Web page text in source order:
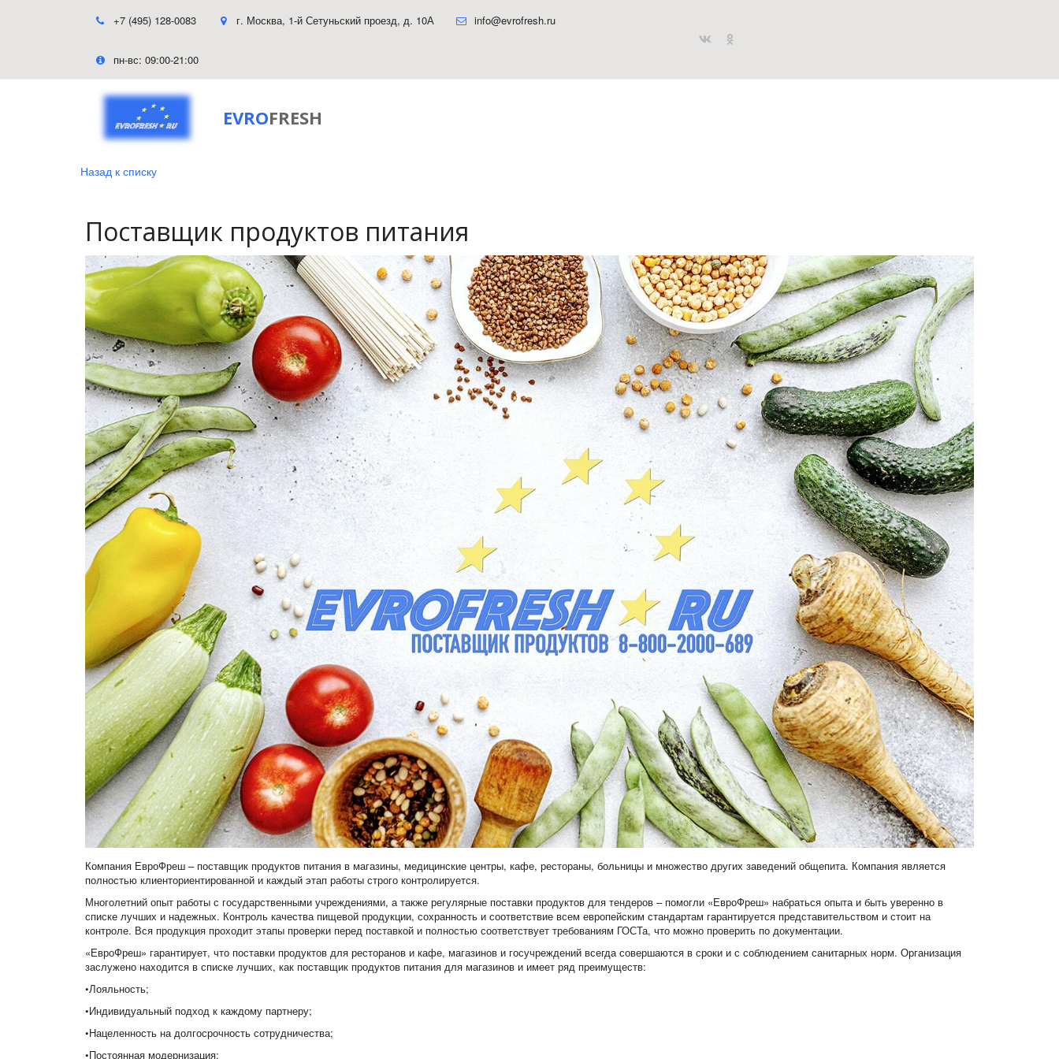
+7 (495) 128-0083 г. Москва, 1-й Сетуньский проезд, д. 10А info@evrofresh.ru
пн-вс: 09:00-21:00
EVROFRESH
Назад к списку
Поставщик продуктов питания
Компания ЕвроФреш – поставщик продуктов питания в магазины, медицинские центры, кафе, рестораны, больницы и множество других заведений общепита. Компания является
полностью клиенториентированной и каждый этап работы строго контролируется.
Многолетний опыт работы с государственными учреждениями, а также регулярные поставки продуктов для тендеров – помогли «ЕвроФреш» набраться опыта и быть уверенно в
списке лучших и надежных. Контроль качества пищевой продукции, сохранность и соответствие всем европейским стандартам гарантируется представительством и стоит на
контроле. Вся продукция проходит этапы проверки перед поставкой и полностью соответствует требованиям ГОСТа, что можно проверить по документации.
«ЕвроФреш» гарантирует, что поставки продуктов для ресторанов и кафе, магазинов и госучреждений всегда совершаются в сроки и с соблюдением санитарных норм. Организация
заслужено находится в списке лучших, как поставщик продуктов питания для магазинов и имеет ряд преимуществ:
•Лояльность;
•Индивидуальный подход к каждому партнеру;
•Нацеленность на долгосрочность сотрудничества;
•Постоянная модернизация;